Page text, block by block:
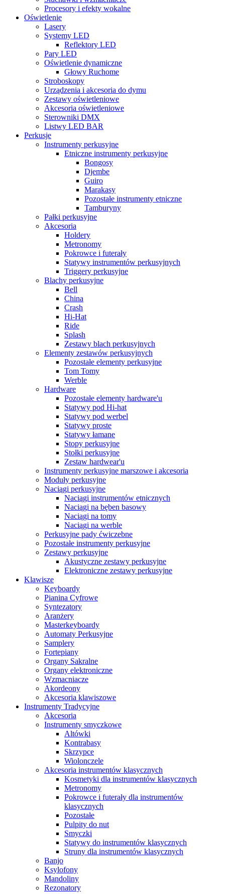
Procesory i efekty wokalne
Oświetlenie
Lasery
Systemy LED
Reflektory LED
Pary LED
Oświetlenie dynamiczne
Głowy Ruchome
Stroboskopy
Urządzenia i akcesoria do dymu
Zestawy oświetleniowe
Akcesoria oświetleniowe
Sterowniki DMX
Listwy LED BAR
Perkusje
Instrumenty perkusyjne
Etniczne instrumenty perkusyjne
Bongosy
Djembe
Guiro
Marakasy
Pozostałe instrumenty etniczne
Tamburyny
Pałki perkusyjne
Akcesoria
Holdery
Metronomy
Pokrowce i futerały
Statywy instrumentów perkusyjnych
Triggery perkusyjne
Blachy perkusyjne
Bell
China
Crash
Hi-Hat
Ride
Splash
Zestawy blach perkusyjnych
Elementy zestawów perkusyjnych
Pozostałe elementy perkusyjne
Tom Tomy
Werble
Hardware
Pozostałe elementy hardware'u
Statywy pod Hi-hat
Statywy pod werbel
Statywy proste
Statywy łamane
Stopy perkusyjne
Stołki perkusyjne
Zestaw hardwear'u
Instrumenty perkusyjne marszowe i akcesoria
Moduły perkusyjne
Naciągi perkusyjne
Naciągi instrumentów etnicznych
Naciągi na bęben basowy
Naciągi na tomy
Naciągi na werble
Perkusyjne pady ćwiczebne
Pozostałe instrumenty perkusyjne
Zestawy perkusyjne
Akustyczne zestawy perkusyjne
Elektroniczne zestawy perkusyjne
Klawisze
Keyboardy
Pianina Cyfrowe
Syntezatory
Aranżery
Masterkeyboardy
Automaty Perkusyjne
Samplery
Fortepiany
Organy Sakralne
Organy elektroniczne
Wzmacniacze
Akordeony
Akcesoria klawiszowe
Instrumenty Tradycyjne
Akcesoria
Instrumenty smyczkowe
Altówki
Kontrabasy
Skrzypce
Wiolonczele
Akcesoria instrumentów klasycznych
Kosmetyki dla instrumentów klasycznych
Metronomy
Pokrowce i futerały dla instrumentów
klasycznych
Pozostałe
Pulpity do nut
Smyczki
Statywy do instrumentów klasycznych
Struny dla instrumentów klasycznych
Banjo
Ksylofony
Mandoliny
Rezonatory